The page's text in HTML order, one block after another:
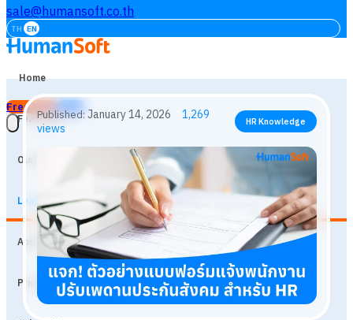
sale@humansoft.co.th
TH EN
Home
Features
Our Customers
Learning
About
Prices
Free Trial
Published:January 14, 2026 1,269
views HR Knowledge